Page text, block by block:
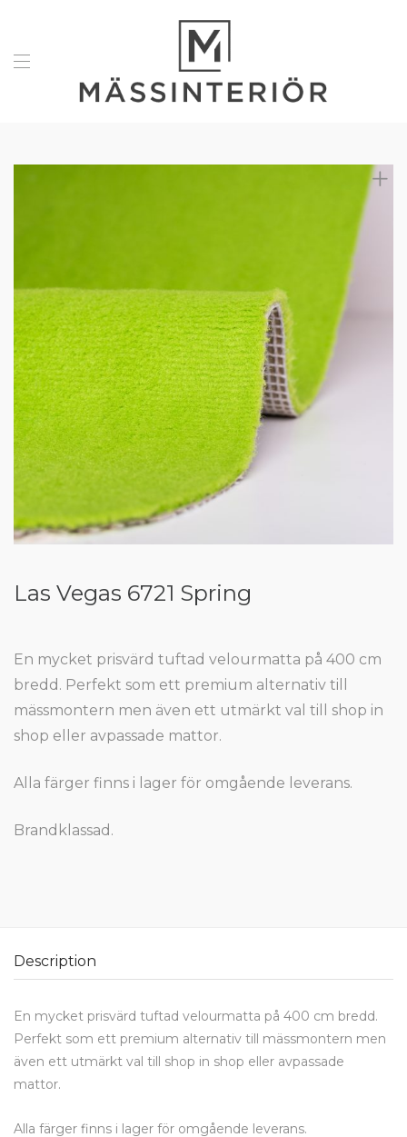
Las Vegas 6721 Spring
En mycket prisvärd tuftad velourmatta på 400 cm
bredd. Perfekt som ett premium alternativ till
mässmontern men även ett utmärkt val till shop in
shop eller avpassade mattor.
Alla färger finns i lager för omgående leverans.
Brandklassad.
Description
En mycket prisvärd tuftad velourmatta på 400 cm bredd.
Perfekt som ett premium alternativ till mässmontern men
även ett utmärkt val till shop in shop eller avpassade
mattor.
Alla färger finns i lager för omgående leverans.